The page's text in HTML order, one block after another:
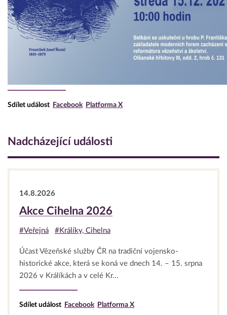
Sdílet událost Facebook Platforma X
Nadcházející události
14.8.2026
Akce Cihelna 2026
#Veřejná #Králíky, Cihelna
Účast Vězeňské služby ČR na tradiční vojensko-
historické akce, která se koná ve dnech 14. – 15. srpna
2026 v Králíkách a v celé Kr...
Sdílet událost Facebook Platforma X